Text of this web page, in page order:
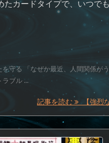
たカードタイプで、いつで
守る 「なぜか最近、人間関係が
ブル ...
記事を読む 【強烈